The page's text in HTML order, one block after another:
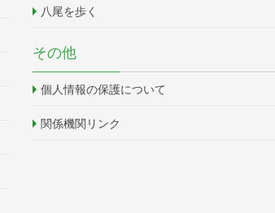
八尾を歩く
その他
個人情報の保護について
関係機関リンク